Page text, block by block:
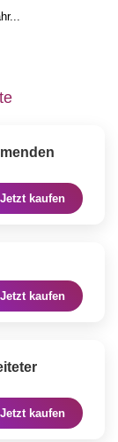
Jetzt kaufen
Jetzt kaufen
Jetzt kaufen